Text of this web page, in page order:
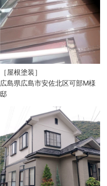
［屋根塗装］
広島県広島市安佐北区可部M様
邸